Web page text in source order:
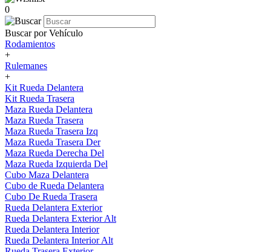
0
Buscar por Vehículo
Rodamientos
+
Rulemanes
+
Kit Rueda Delantera
Kit Rueda Trasera
Maza Rueda Delantera
Maza Rueda Trasera
Maza Rueda Trasera Izq
Maza Rueda Trasera Der
Maza Rueda Derecha Del
Maza Rueda Izquierda Del
Cubo Maza Delantera
Cubo de Rueda Delantera
Cubo De Rueda Trasera
Rueda Delantera Exterior
Rueda Delantera Exterior Alt
Rueda Delantera Interior
Rueda Delantera Interior Alt